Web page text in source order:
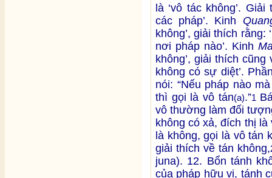
là ‘vô tác không’.
các pháp’. Kinh
không’, giải thích rằng:
nơi pháp nào’. Kinh
không’, giải thích
không có sự diệt’.
nói: “Nếu pháp nào
thì gọi là vô tán(a).”1
vô thường làm đối
không có xả, đích thị là
là không, gọi là vô tán
giải thích về tán không,
juna). 12. Bổn tánh
của pháp hữu vi, tánh